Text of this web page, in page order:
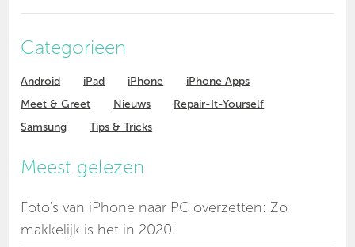
Categorieen
Android iPad iPhone
iPhone Apps
Meet & Greet
Nieuws
Repair-It-Yourself
Samsung
Tips & Tricks
Meest gelezen
Foto's van iPhone naar PC overzetten: Zo
makkelijk is het in 2020!